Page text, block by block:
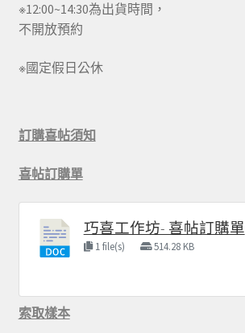
※12:00~14:30為出貨時間，
不開放預約
※國定假日公休
訂購喜帖須知
喜帖訂購單
巧喜工作坊- 喜帖訂購單
1 file(s) 514.28 KB
索取樣本